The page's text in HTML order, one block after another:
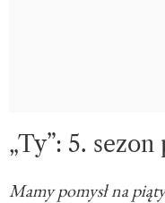
„Ty”: 5.
Mamy pomysł na